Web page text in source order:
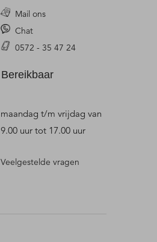
Mail ons
Chat
0572 - 35 47 24
Bereikbaar
maandag t/m vrijdag van
9.00 uur tot 17.00 uur
Veelgestelde vragen